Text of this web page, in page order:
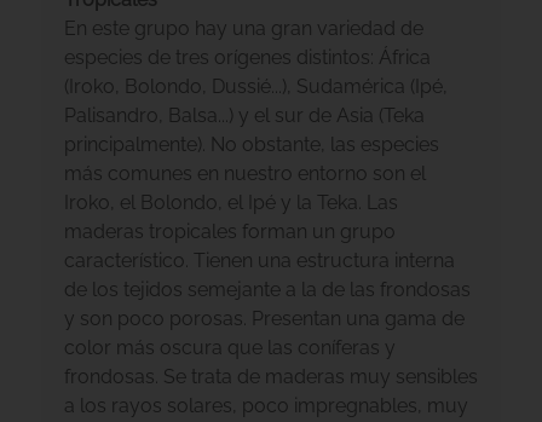
En este grupo hay una gran variedad de
especies de tres orígenes distintos: África
(Iroko, Bolondo, Dussié...), Sudamérica (Ipé,
Palisandro, Balsa...) y el sur de Asia (Teka
principalmente). No obstante, las especies
más comunes en nuestro entorno son el
Iroko, el Bolondo, el Ipé y la Teka. Las
maderas tropicales forman un grupo
característico. Tienen una estructura interna
de los tejidos semejante a la de las frondosas
y son poco porosas. Presentan una gama de
color más oscura que las coníferas y
frondosas. Se trata de maderas muy sensibles
a los rayos solares, poco impregnables, muy